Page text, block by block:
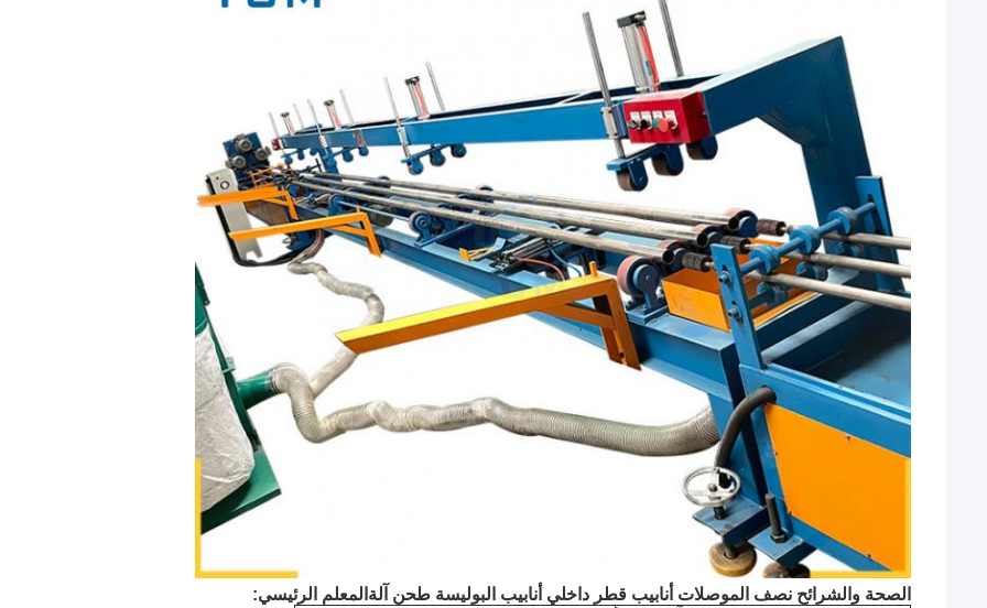
الصحة والشرائح نصف الموصلات أنابيب قطر داخلي أنابيب البوليسة طحن آلة المعلم الرئيسي: